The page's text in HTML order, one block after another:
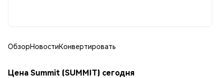
ОбзорНовостиКонвертировать
Цена Summit (SUMMIT) сегодня